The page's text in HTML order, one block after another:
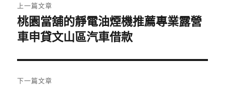
章
導
覽
上一篇文章
上
一
文
章:
桃園當舖的靜電油煙機推薦專業露營
車申貸文山區汽車借款
下一篇文章